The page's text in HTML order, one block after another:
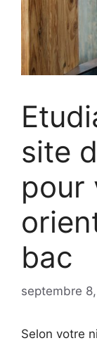
site
pour
bac
septembre
Selon votre